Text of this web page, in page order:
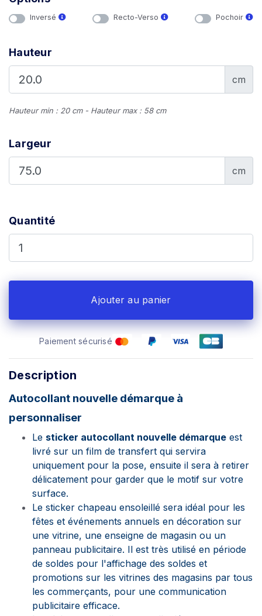
Inversé Recto-Verso Pochoir
Hauteur
cm
Hauteur min : 20 cm - Hauteur max : 58 cm
Largeur
cm
Quantité
Ajouter au panier
Paiement sécurisé
Description
Autocollant nouvelle démarque à
personnaliser
Le sticker autocollant nouvelle démarque est
livré sur un film de transfert qui servira
uniquement pour la pose, ensuite il sera à retirer
délicatement pour garder que le motif sur votre
surface.
Le sticker chapeau ensoleillé sera idéal pour les
fêtes et événements annuels en décoration sur
une vitrine, une enseigne de magasin ou un
panneau publicitaire. Il est très utilisé en période
de soldes pour l'affichage des soldes et
promotions sur les vitrines des magasins par tous
les commerçants, pour une communication
publicitaire efficace.